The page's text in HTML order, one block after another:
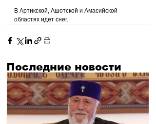
В Артикской, Ашотской и Амасийской
областях идет снег.
Последние новости